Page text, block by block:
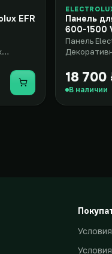
EFR
Купить
Панель
600-1500
Панель
18 700
В наличии